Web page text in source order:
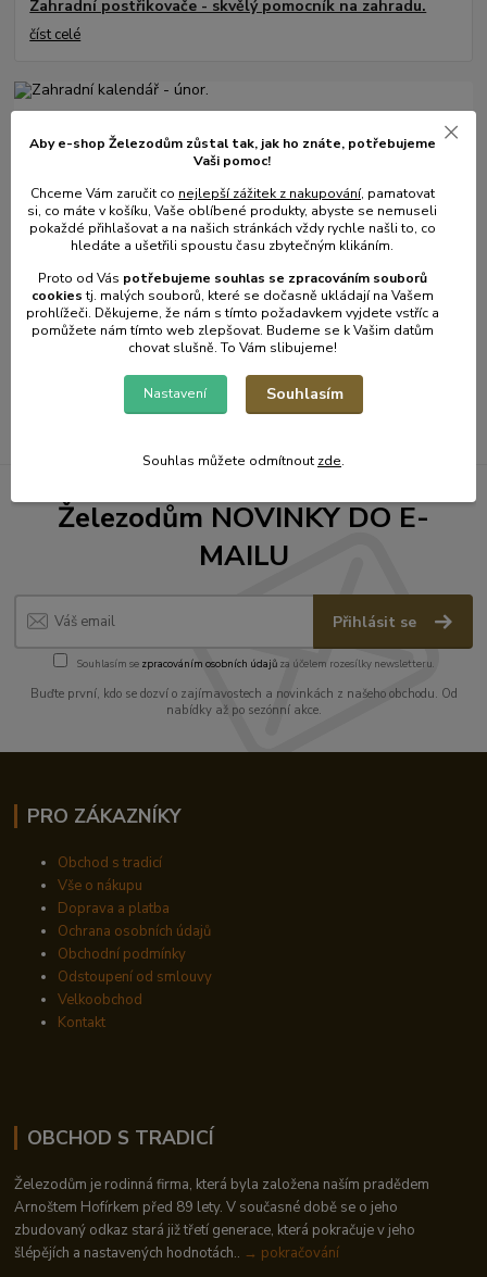
Zahradní postřikovače - skvělý pomocník na zahradu.
číst celé
31.01.2025
Zahradní kalendář - únor.
číst celé
Železodům NOVINKY DO E-
MAILU
Přihlásit se
Souhlasím se zpracováním osobních údajůza účelem rozesílky newsletteru.
Buďte první, kdo se dozví o zajímavostech a novinkách z našeho obchodu. Od
nabídky až po sezónní akce.
PRO ZÁKAZNÍKY
Obchod s tradicí
Vše o nákupu
Doprava a platba
Ochrana osobních údajů
Obchodní podmínky
Odstoupení od smlouvy
Velkoobchod
Kontakt
OBCHOD S TRADICÍ
Železodům je rodinná firma, která byla založena naším pradědem
Arnoštem Hofírkem před 89 lety. V současné době se o jeho
zbudovaný odkaz stará již třetí generace, která pokračuje v jeho
šlépějích a nastavených hodnotách.. → pokračování
Aby e-shop Železodům zůstal tak, jak ho znáte, potřebujeme
Vaši pomoc!
Chceme Vám zaručit co nejlepší zážitek z nakupování, pamatovat
si, co máte v košíku, Vaše oblíbené produkty, abyste se nemuseli
pokaždé přihlašovat a na našich stránkách vždy rychle našli to, co
hledáte a ušetřili spoustu času zbytečným klikáním.
Proto od Vás potřebujeme souhlas se zpracováním souborů
cookiestj. malých souborů, které se dočasně ukládají na Vašem
prohlížeči. Děkujeme, že nám s tímto požadavkem vyjdete vstříc a
pomůžete nám tímto web zlepšovat. Budeme se k Vašim datům
chovat slušně. To Vám slibujeme!
Nastavení Souhlasím
Souhlas můžete odmítnout zde.